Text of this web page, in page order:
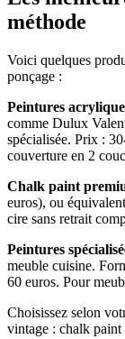
méthode
Voici quelques
ponçage :
Peintures
comme Dulux
spécialisée. Prix :
couverture en 2
Chalk paint
euros), ou
cire sans retrait
Peintures
meuble cuisine.
60 euros. Pour
Choisissez selon
vintage : chalk paint